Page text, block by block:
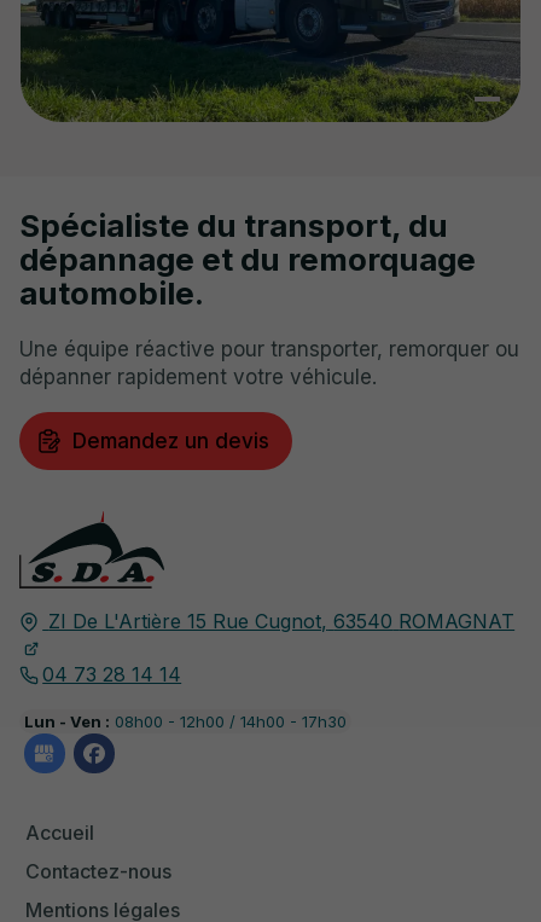
ZI De L'Artière 15 Rue Cugnot, 63540 ROMAGNAT
04 73 28 14 14
Lun - Ven : 08h00 - 12h00 / 14h00 - 17h30
Accueil
Contactez-nous
Mentions légales
Spécialiste du transport, du
dépannage et du remorquage
automobile.
Une équipe réactive pour transporter, remorquer ou
dépanner rapidement votre véhicule.
Demandez un devis